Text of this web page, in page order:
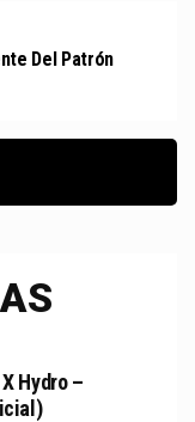
Del Patrón
Hydro –